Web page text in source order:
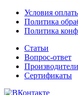
Условия
Политика
Политика
Статьи
Вопрос-ответ
Производители
Сертификаты